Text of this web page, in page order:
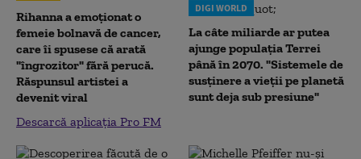
Rihanna a emoționat o
femeie bolnavă de cancer,
care îi spusese că arată
"îngrozitor" fără perucă.
Răspunsul artistei a
devenit viral
Descarcă aplicația Pro FM
DIGI WORLD
La câte miliarde ar putea
ajunge populația Terrei
până în 2070. "Sistemele de
susținere a vieții pe planetă
sunt deja sub presiune"